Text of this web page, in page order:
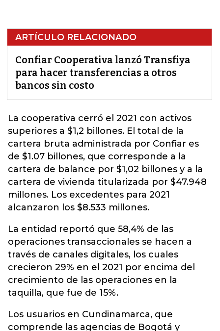
ARTÍCULO RELACIONADO
Confiar Cooperativa lanzó Transfiya
para hacer transferencias a otros
bancos sin costo
La cooperativa cerró el 2021 con activos
superiores a $1,2 billones. El total de la
cartera bruta administrada por Confiar es
de $1.07 billones, que corresponde a la
cartera de balance por $1,02 billones y a la
cartera de vivienda titularizada por $47.948
millones. Los excedentes para 2021
alcanzaron los $8.533 millones.
La entidad reportó que 58,4% de las
operaciones transaccionales se hacen a
través de canales digitales, los cuales
crecieron 29% en el 2021 por encima del
crecimiento de las operaciones en la
taquilla, que fue de 15%.
Los usuarios en Cundinamarca, que
comprende las agencias de Bogotá y